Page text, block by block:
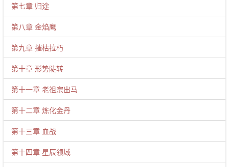
第七章 归途
第八章 金焰鹰
第九章 摧枯拉朽
第十章 形势陡转
第十一章 老祖宗出马
第十二章 炼化金丹
第十三章 血战
第十四章 星辰领域